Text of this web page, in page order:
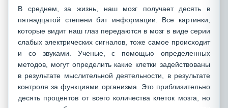
В среднем, за жизнь, наш мозг получает десять в
пятнадцатой степени бит информации. Все картинки,
которые видит наш глаз передаются в мозг в виде серии
слабых электрических сигналов, тоже самое происходит
и со звуками. Ученые, с помощью определенных
методов, могут определить какие клетки задействованы
в результате мыслительной деятельности, в результате
контроля за функциями организма. Это приблизительно
десять процентов от всего количества клеток мозга, но